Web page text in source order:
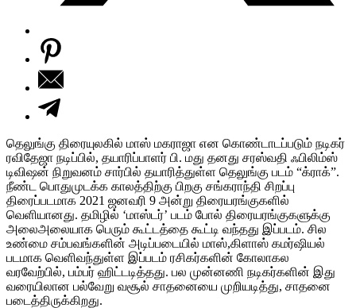
தெலுங்கு திரையுலகில் மாஸ் மகராஜா என கொண்டாடப்படும் நடிகர்
ரவிதேஜா நடிப்பில், தயாரிப்பாளர் பி. மது தனது சரஸ்வதி ஃபிலிம்ஸ்
டிவிஷன் நிறுவனம் சார்பில் தயாரித்துள்ள தெலுங்கு படம் “க்ராக்”.
நீண்ட பொதுமுடக்க காலத்திற்கு பிறகு சங்கராந்தி சிறப்பு
திரைப்படமாக 2021 ஜனவரி 9 அன்று திரையரங்குகளில்
வெளியானது. தமிழில் ‘மாஸ்டர்’ படம் போல் திரையரங்குகளுக்கு
அலைஅலையாக பெரும் கூட்டத்தை கூட்டி வந்தது இப்படம். சில
உண்மை சம்பவங்களின் அடிப்படையில் மாஸ்,கிளாஸ் கமர்ஷியல்
படமாக வெளிவந்துள்ள இப்படம் ரசிகர்களின் கோலாகல
வரவேற்பில், பம்பர் ஹிட்டடித்தது. பல முன்னணி நடிகர்களின் இது
வரையிலான பல்வேறு வசூல் சாதனையை முறியடித்து, சாதனை
படைத்திருக்கிறது.